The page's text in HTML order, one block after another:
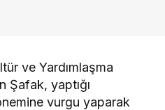
ve Yardımlaşma
Şafak, yaptığı
vurgu yaparak